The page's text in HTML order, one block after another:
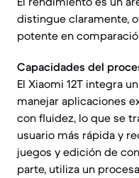
distingue claramente,
potente en
Capacidades del
El Xiaomi 12T integra
manejar aplicaciones
con fluidez, lo que se
usuario más rápida y
juegos y edición de
parte, utiliza un